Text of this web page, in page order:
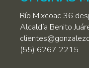
Río Mixcoac 36
Alcaldía Benito
(55) 6267 2215